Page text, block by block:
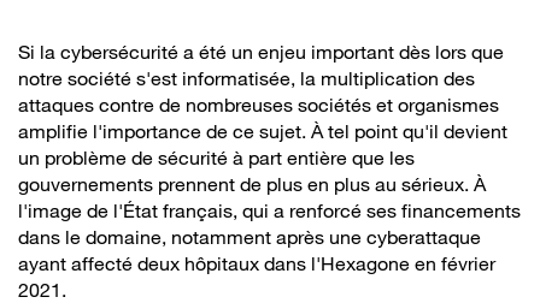
Si la cybersécurité a été un enjeu important dès lors que
notre société s'est informatisée, la multiplication des
attaques contre de nombreuses sociétés et organismes
amplifie l'importance de ce sujet. À tel point qu'il devient
un problème de sécurité à part entière que les
gouvernements prennent de plus en plus au sérieux. À
l'image de l'État français, qui a renforcé ses financements
dans le domaine, notamment après une cyberattaque
ayant affecté deux hôpitaux dans l'Hexagone en février
2021.